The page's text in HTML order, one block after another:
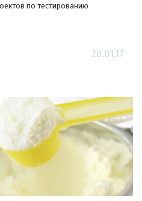
по тестированию
20.01.17